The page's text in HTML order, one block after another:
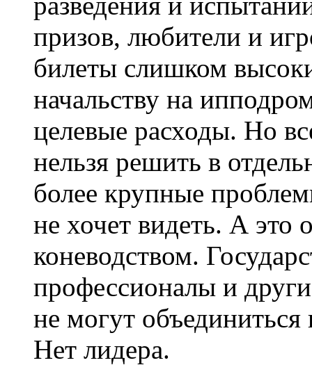
призов, любители и
билеты слишком
начальству на
целевые расходы. Но
нельзя решить в
более крупные
не хочет видеть. А это
коневодством.
профессионалы и
не могут объединиться
Нет лидера.